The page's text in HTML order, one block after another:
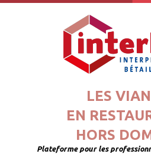
LES
EN
HORS
Plateforme pour les